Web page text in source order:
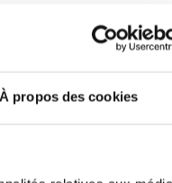
À propos des cookies